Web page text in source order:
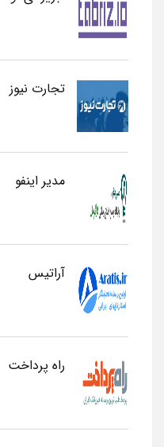
تجارت نیوز
مدیر اینفو
آراتیس
راه پرداخت